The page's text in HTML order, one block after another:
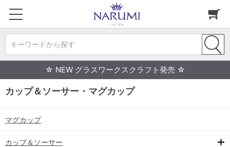
キーワードから探す
☆ NEW グラスワークスクラフト発売 ☆
カップ＆ソーサー・マグカップ
マグカップ
カップ＆ソーサー